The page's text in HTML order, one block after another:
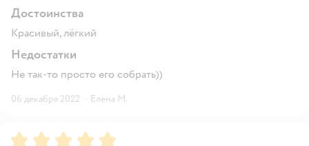
Достоинства
Красивый, лёгкий
Недостатки
Не так-то просто его собрать))
06 декабря 2022 · Елена М.
Рейтинг:5